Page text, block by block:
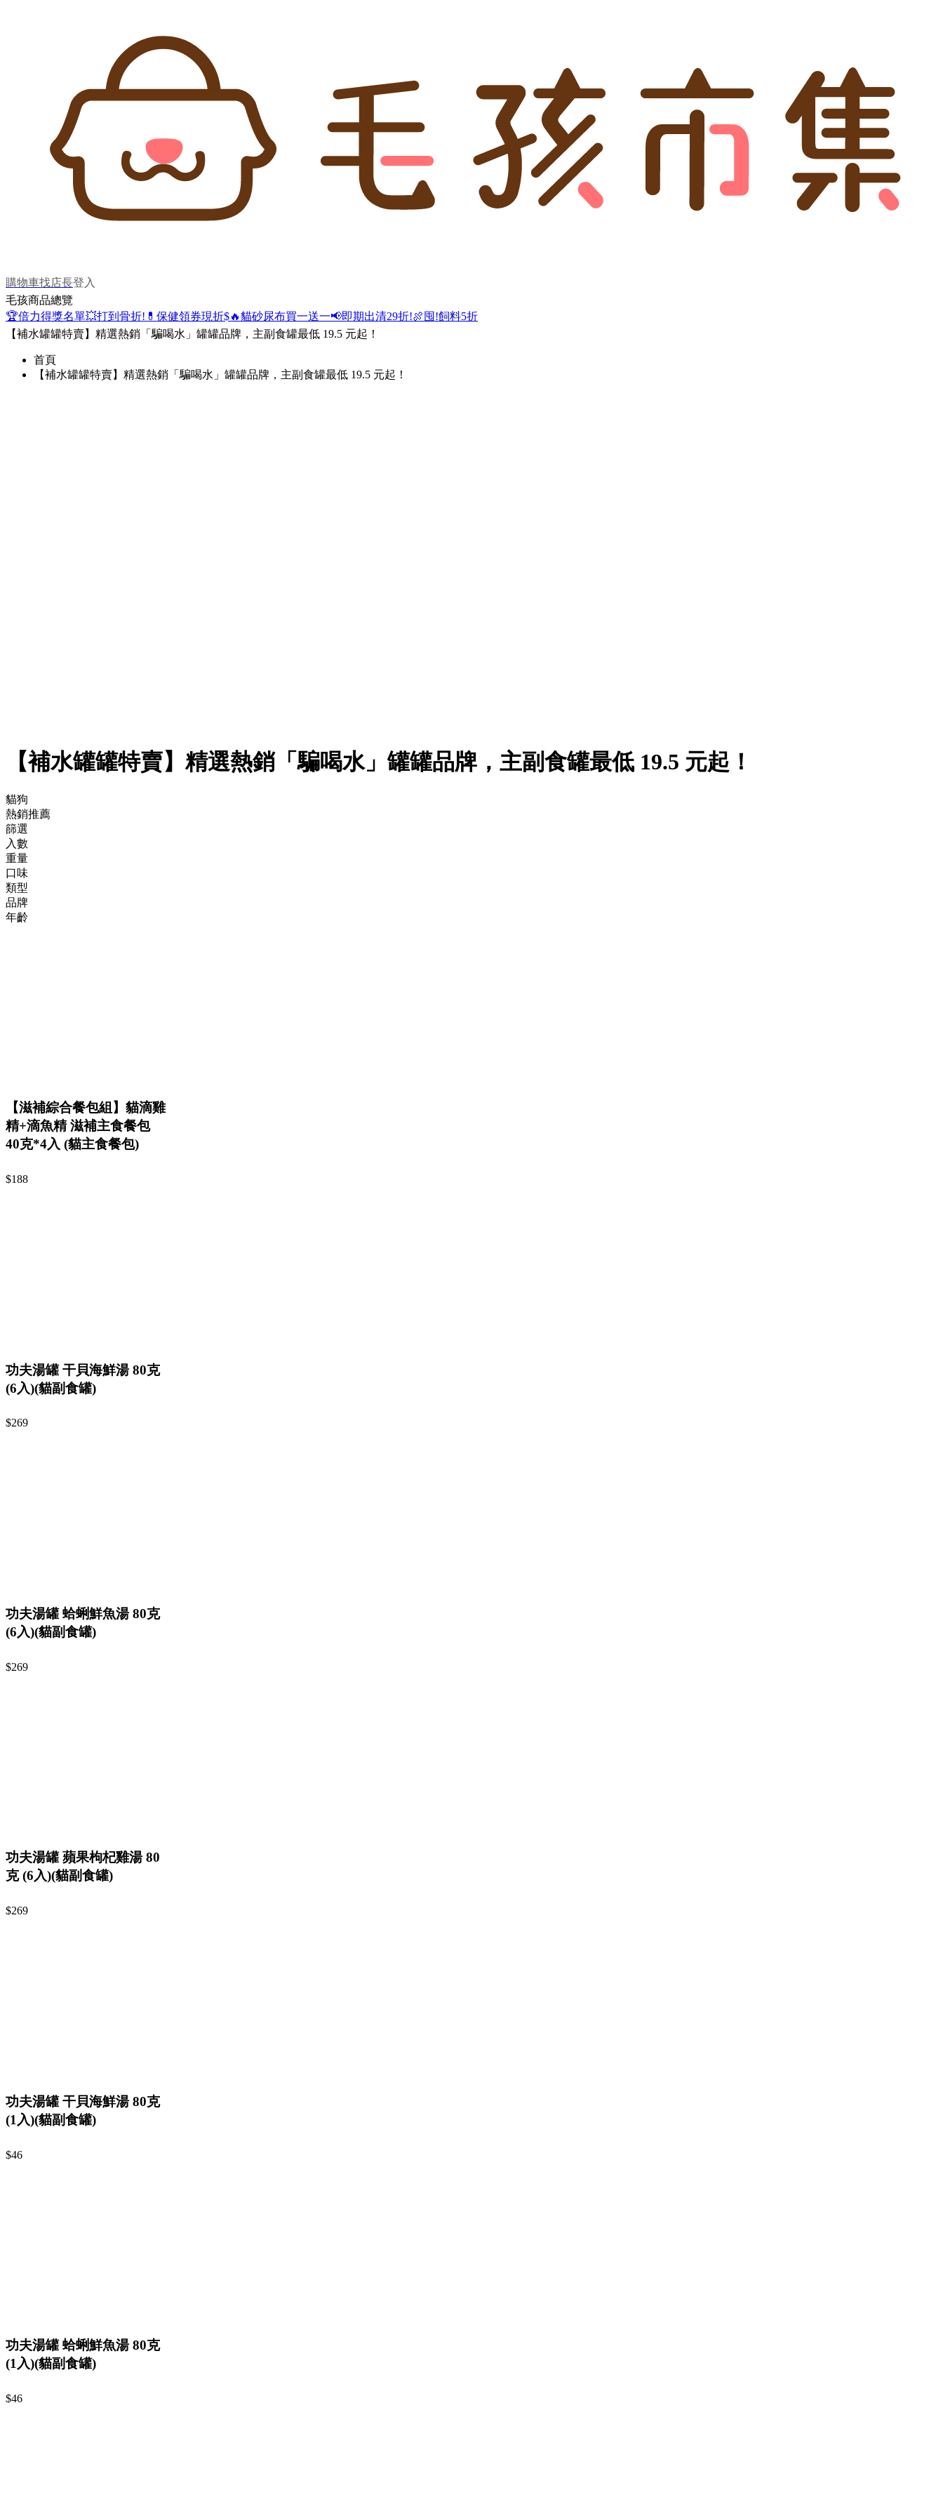
購物車找店長登入
毛孩商品總覽
🏆倍力得獎名單💥打到骨折! 💊保健領券現折$🔥貓砂尿布買一送一📢即期出清29折!🍖囤!飼料5折
【補水罐罐特賣】精選熱銷「騙喝水」罐罐品牌，主副食罐最低 19.5 元起！
首頁
【補水罐罐特賣】精選熱銷「騙喝水」罐罐品牌，主副食罐最低 19.5 元起！
【補水罐罐特賣】精選熱銷「騙喝水」罐罐品牌，主副食罐最低 19.5 元起！
貓狗
熱銷推薦
篩選
入數
重量
口味
類型
品牌
年齡
【滋補綜合餐包組】貓滴雞
精+滴魚精 滋補主食餐包
40克*4入 (貓主食餐包)
$188
功夫湯罐 干貝海鮮湯 80克
(6入)(貓副食罐)
$269
功夫湯罐 蛤蜊鮮魚湯 80克
(6入)(貓副食罐)
$269
功夫湯罐 蘋果枸杞雞湯 80
克 (6入)(貓副食罐)
$269
功夫湯罐 干貝海鮮湯 80克
(1入)(貓副食罐)
$46
功夫湯罐 蛤蜊鮮魚湯 80克
(1入)(貓副食罐)
$46